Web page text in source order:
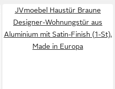
JVmoebel Haustür Braune
Designer-Wohnungstür aus
Aluminium mit Satin-Finish (1-St),
Made in Europa